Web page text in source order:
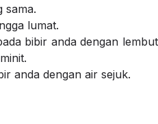
sama.
lumat.
bibir anda dengan lembut
anda dengan air sejuk.